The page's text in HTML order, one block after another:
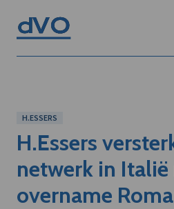
H.ESSERS
H.Essers
netwerk in
overname